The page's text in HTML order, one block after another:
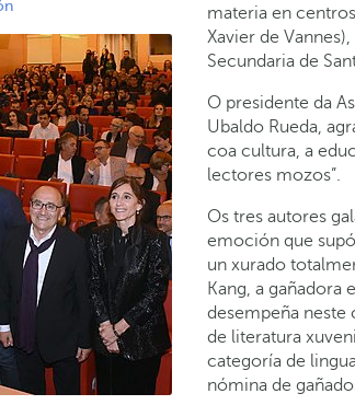
materia en
Xavier de
Secundaria de
O presidente da
Ubaldo Rueda,
coa cultura, a
lectores mozos”.
Os tres autores
emoción que
un xurado
Kang, a gañadora
desempeña neste
de literatura
categoría de
nómina de